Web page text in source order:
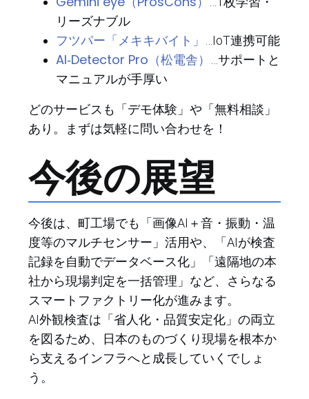
リーズナブル
フツパー「メキキバイト」 …IoT連携可能
AI‑Detector Pro（松電舎）
…サポートと
マニュアルが手厚い
どのサービスも「デモ体験」や「無料相談」
あり。まずは気軽に問い合わせを！
今後の展望
今後は、町工場でも「画像AI＋音・振動・温
度等のマルチセンサー」活用や、「AIが検査
記録を自動でデータベース化」「遠隔地の本
社から現場判定を一括管理」など、さらなる
スマートファクトリー化が進みます。
AI外観検査は「省人化・品質安定化」の両立
を図るため、日本のものづくり現場を根本か
ら支えるインフラへと成長していくでしょ
う。